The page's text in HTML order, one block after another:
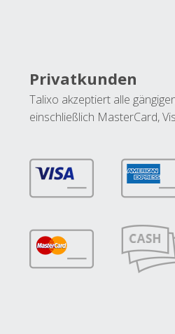
Privatkunden
Talixo akzeptiert alle
einschließlich MasterCard,